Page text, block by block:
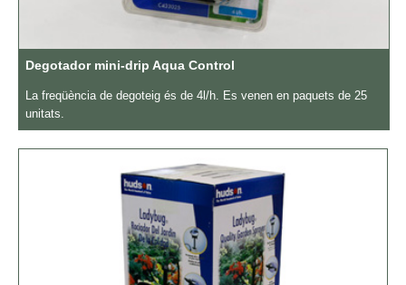
Degotador mini-drip Aqua Control
La freqüència de degoteig és de 4l/h. Es venen en paquets de 25
unitats.